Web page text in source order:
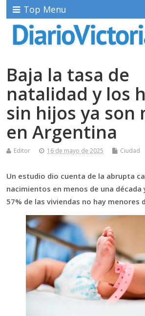
Top Menu
Baja la tasa de
natalidad y los
sin hijos ya son
en Argentina
Editor 16 de mayo de 2025 Ciudad
Un estudio dio cuenta de la abrupta
nacimientos en menos de una década
57% de las viviendas no hay menores